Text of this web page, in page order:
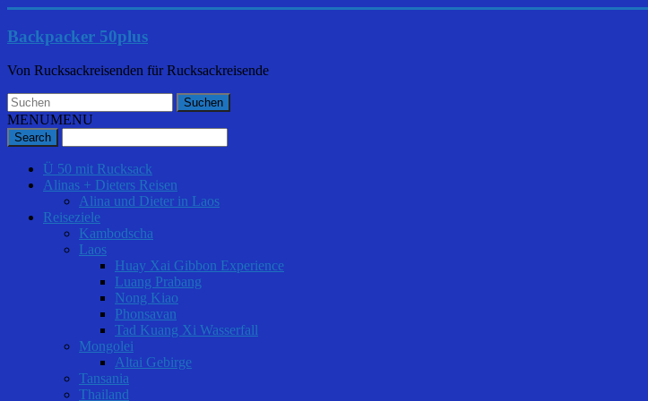
Backpacker 50plus
Von Rucksackreisenden für Rucksackreisende
MENUMENU
Ü 50 mit Rucksack
Alinas + Dieters Reisen
Alina und Dieter in Laos
Reiseziele
Kambodscha
Laos
Huay Xai Gibbon Experience
Luang Prabang
Nong Kiao
Phonsavan
Tad Kuang Xi Wasserfall
Mongolei
Altai Gebirge
Tansania
Thailand